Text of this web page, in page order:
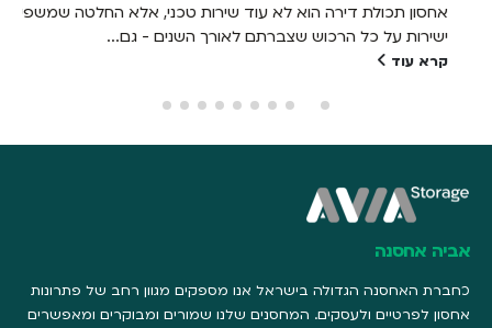
אחסון תכולת דירה הוא לא עוד שירות טכני, אלא החלטה שמשפיעה
ישירות על כל הרכוש שצברתם לאורך השנים - גם...
קרא עוד
אביה אחסנה
כחברת האחסנה הגדולה בישראל אנו מספקים מגוון רחב של פתרונות
אחסון לפרטיים ולעסקים. המחסנים שלנו שמורים ומבוקרים ומאפשרים